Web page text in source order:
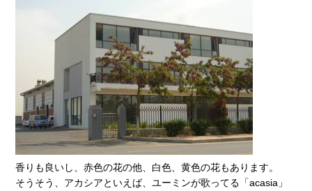
香りも良いし、赤色の花の他、白色、黄色の花もあります。
そうそう、アカシアといえば、ユーミンが歌ってる「acasia」